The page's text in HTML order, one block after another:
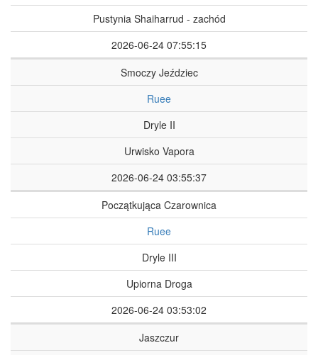
Pustynia Shaiharrud - zachód
2026-06-24 07:55:15
Smoczy Jeździec
Ruee
Dryle II
Urwisko Vapora
2026-06-24 03:55:37
Początkująca Czarownica
Ruee
Dryle III
Upiorna Droga
2026-06-24 03:53:02
Jaszczur